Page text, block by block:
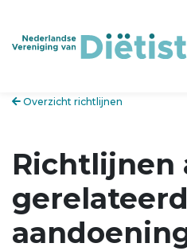
Overzicht richtlijnen
Richtlijnen